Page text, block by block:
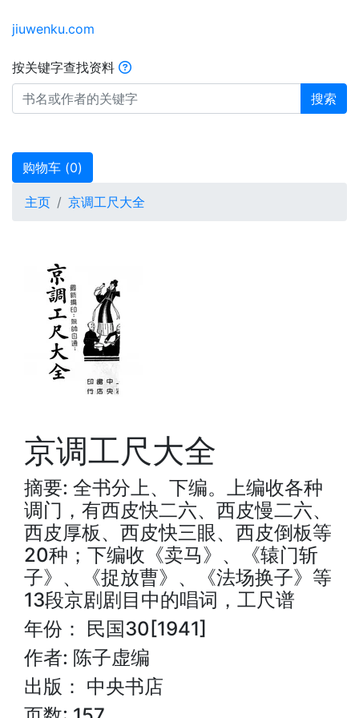
jiuwenku.com
按关键字查找资料
搜索
购物车 (0)
主页 京调工尺大全
京调工尺大全
摘要: 全书分上、下编。上编收各种
调门，有西皮快二六、西皮慢二六、
西皮厚板、西皮快三眼、西皮倒板等
20种；下编收《卖马》、《辕门斩
子》、《捉放曹》、《法场换子》等
13段京剧剧目中的唱词，工尺谱
年份： 民国30[1941]
作者: 陈子虚编
出版： 中央书店